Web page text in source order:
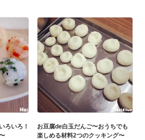
ろいろ！
お豆腐de白玉だんご〜おうちでも
楽しめる材料2つのクッキング〜